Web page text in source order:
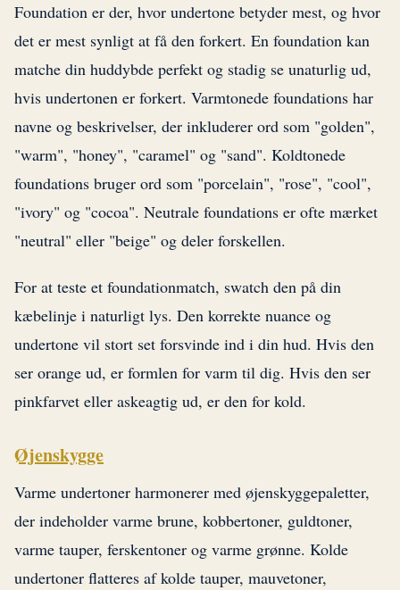
Foundation er der, hvor undertone betyder mest, og hvor
det er mest synligt at få den forkert. En foundation kan
matche din huddybde perfekt og stadig se unaturlig ud,
hvis undertonen er forkert. Varmtonede foundations har
navne og beskrivelser, der inkluderer ord som "golden",
"warm", "honey", "caramel" og "sand". Koldtonede
foundations bruger ord som "porcelain", "rose", "cool",
"ivory" og "cocoa". Neutrale foundations er ofte mærket
"neutral" eller "beige" og deler forskellen.
For at teste et foundationmatch, swatch den på din
kæbelinje i naturligt lys. Den korrekte nuance og
undertone vil stort set forsvinde ind i din hud. Hvis den
ser orange ud, er formlen for varm til dig. Hvis den ser
pinkfarvet eller askeagtig ud, er den for kold.
Øjenskygge
Varme undertoner harmonerer med øjenskyggepaletter,
der indeholder varme brune, kobbertoner, guldtoner,
varme tauper, ferskentoner og varme grønne. Kolde
undertoner flatteres af kolde tauper, mauvetoner,